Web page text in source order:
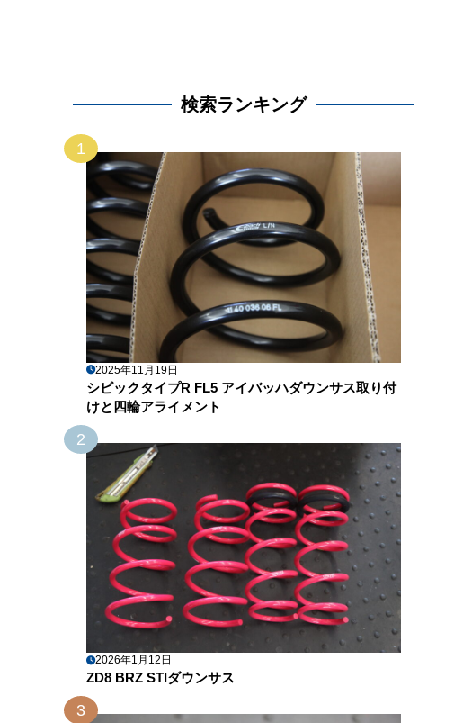
検索ランキング
1
2025年11月19日
シビックタイプR FL5 アイバッハダウンサス取り付
けと四輪アライメント
2
2026年1月12日
ZD8 BRZ STIダウンサス
3